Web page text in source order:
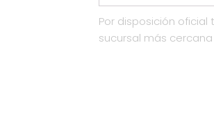
Por disposición
sucursal más